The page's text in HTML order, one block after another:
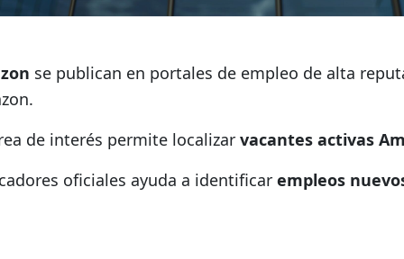
se publican en portales de empleo de alta
de interés permite localizar vacantes activas
oficiales ayuda a identificar empleos